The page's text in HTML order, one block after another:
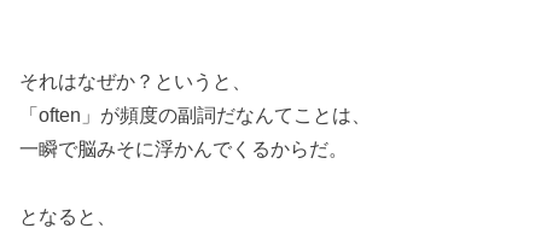
それはなぜか？というと、
「often」が頻度の副詞だなんてことは、
一瞬で脳みそに浮かんでくるからだ。
となると、